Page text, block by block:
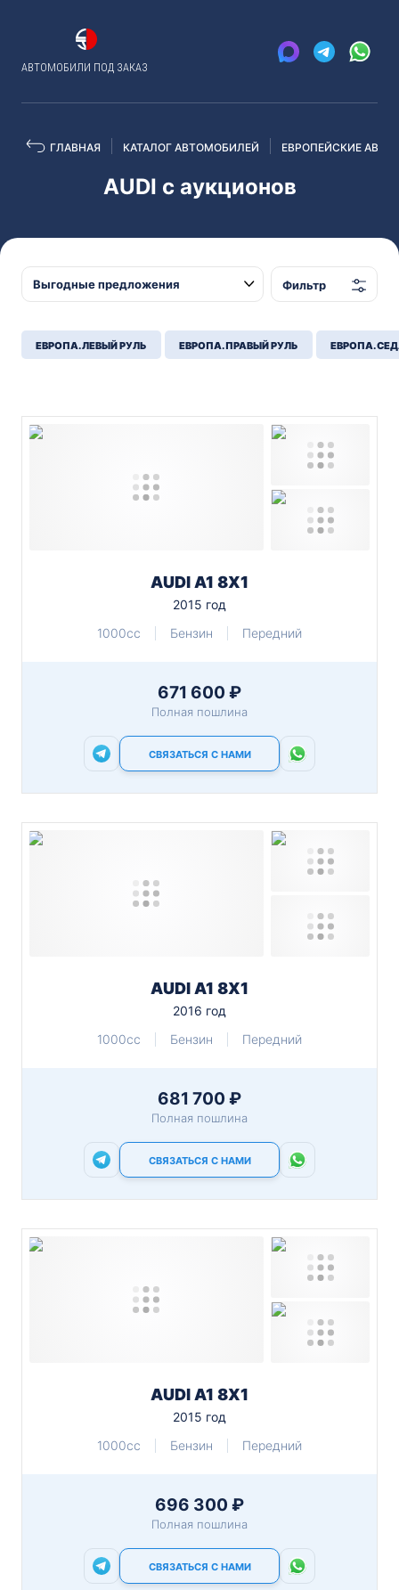
АВТОМОБИЛИ ПОД ЗАКАЗ
ГЛАВНАЯ КАТАЛОГ АВТОМОБИЛЕЙ ЕВРОПЕЙСКИЕ
AUDI с аукционов
Фильтр
ЕВРОПА. ЛЕВЫЙ РУЛЬ ЕВРОПА. ПРАВЫЙ РУЛЬ ЕВРОПА.
AUDI A1 8X1
2015 год
1000cc
Бензин Передний
671 600 ₽
Полная пошлина
СВЯЗАТЬСЯ С НАМИ
AUDI A1 8X1
2016 год
1000cc
Бензин Передний
681 700 ₽
Полная пошлина
СВЯЗАТЬСЯ С НАМИ
AUDI A1 8X1
2015 год
1000cc
Бензин Передний
696 300 ₽
Полная пошлина
СВЯЗАТЬСЯ С НАМИ